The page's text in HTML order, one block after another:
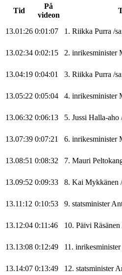
Tid
På
videon
13.01:26 0:01:07 1. Riikka Purra /
13.02:34 0:02:15 2. inrikesminister
13.04:19 0:04:01 3. Riikka Purra /
13.05:22 0:05:04 4. inrikesminister
13.06:32 0:06:13 5. Jussi Halla-aho
13.07:39 0:07:21 6. inrikesminister
13.08:51 0:08:32 7. Mauri
13.09:52 0:09:33 8. Kai Mykkänen /
13.11:12 0:10:53 9. statsminister
13.12:04 0:11:46 10. Päivi Räsänen
13.13:08 0:12:49 11. inrikesminister
13.14:07 0:13:49 12. statsminister